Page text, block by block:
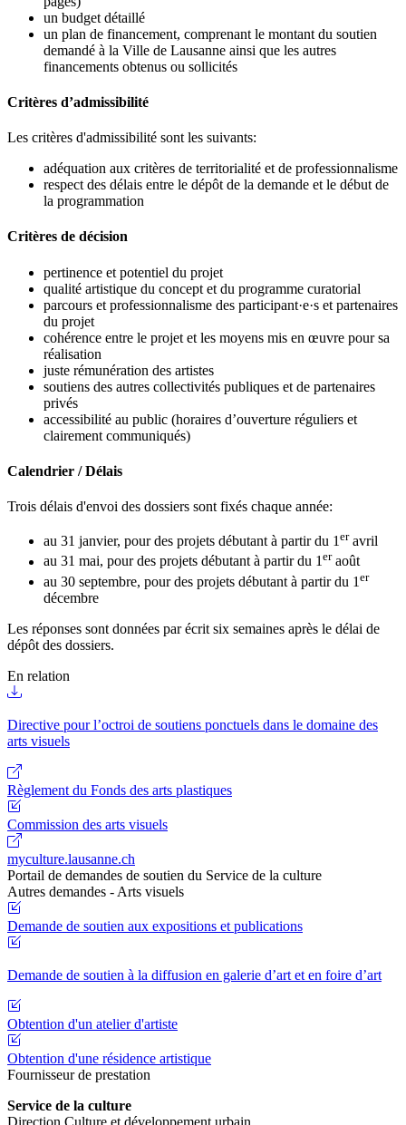
un budget détaillé
un plan de financement, comprenant le montant du soutien
demandé à la Ville de Lausanne ainsi que les autres
financements obtenus ou sollicités
Critères d’admissibilité
Les critères d'admissibilité sont les suivants:
adéquation aux critères de territorialité et de professionnalisme
respect des délais entre le dépôt de la demande et le début de
la programmation
Critères de décision
pertinence et potentiel du projet
qualité artistique du concept et du programme curatorial
parcours et professionnalisme des participant·e·s et partenaires
du projet
cohérence entre le projet et les moyens mis en œuvre pour sa
réalisation
juste rémunération des artistes
soutiens des autres collectivités publiques et de partenaires
privés
accessibilité au public (horaires d’ouverture réguliers et
clairement communiqués)
Calendrier / Délais
Trois délais d'envoi des dossiers sont fixés chaque année:
au 31 janvier, pour des projets débutant à partir du 1eravril
au 31 mai, pour des projets débutant à partir du 1eraoût
au 30 septembre, pour des projets débutant à partir du 1 er
décembre
Les réponses sont données par écrit six semaines après le délai de
dépôt des dossiers.
En relation
Directive pour l’octroi de soutiens ponctuels dans le domaine des
arts visuels
Règlement du Fonds des arts plastiques
Commission des arts visuels
myculture.lausanne.ch
Portail de demandes de soutien du Service de la culture
Autres demandes - Arts visuels
Demande de soutien aux expositions et publications
Demande de soutien à la diffusion en galerie d’art et en foire d’art
Obtention d'un atelier d'artiste
Obtention d'une résidence artistique
Fournisseur de prestation
Service de la culture